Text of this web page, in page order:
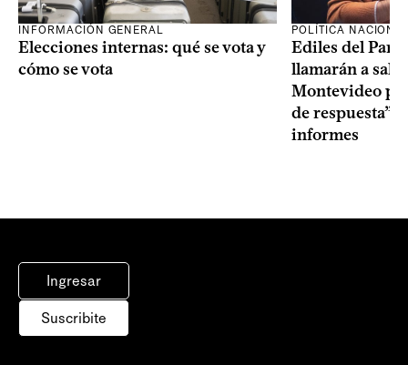
INFORMACIÓN GENERAL
Elecciones internas: qué se vota y
cómo se vota
POLÍTICA
Ediles del
llamarán a sala
Montevideo
de respuesta”
informes
Ingresar
Suscribite